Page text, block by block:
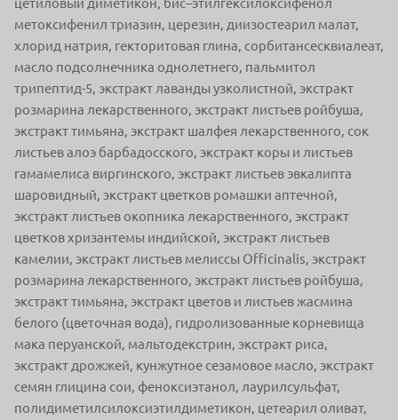
цетиловый диметикон, бис–этилгексилоксифенол
метоксифенил триазин, церезин, диизостеарил малат,
хлорид натрия, гекторитовая глина, сорбитансесквиалеат,
масло подсолнечника однолетнего, пальмитол
трипептид-5, экстракт лаванды узколистной, экстракт
розмарина лекарственного, экстракт листьев ройбуша,
экстракт тимьяна, экстракт шалфея лекарственного, сок
листьев алоэ барбадосского, экстракт коры и листьев
гамамелиса виргинского, экстракт листьев эвкалипта
шаровидный, экстракт цветков ромашки аптечной,
экстракт листьев окопника лекарственного, экстракт
цветков хризантемы индийской, экстракт листьев
камелии, экстракт листьев мелиссы Officinalis, экстракт
розмарина лекарственного, экстракт листьев ройбуша,
экстракт тимьяна, экстракт цветов и листьев жасмина
белого (цветочная вода), гидролизованные корневища
мака перуанской, мальтодекстрин, экстракт риса,
экстракт дрожжей, кунжутное сезамовое масло, экстракт
семян глицина сои, феноксиэтанол, лаурилсульфат,
полидиметилсилоксиэтилдиметикон, цетеарил оливат,